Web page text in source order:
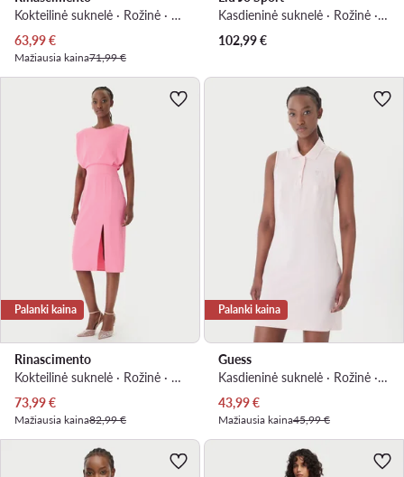
Kokteilinė suknelė · Rožinė · Mini
Dabartinė kaina
63,99€
Mažiausia kaina71,99 €
Kasdieninė suknelė · Rožinė · Mini
102,99€
Palanki kaina
Rinascimento
Kokteilinė suknelė · Rožinė · Midi
Dabartinė kaina
73,99€
Mažiausia kaina82,99 €
Palanki kaina
Guess
Kasdieninė suknelė · Rožinė · Mini
Dabartinė kaina
43,99€
Mažiausia kaina45,99 €